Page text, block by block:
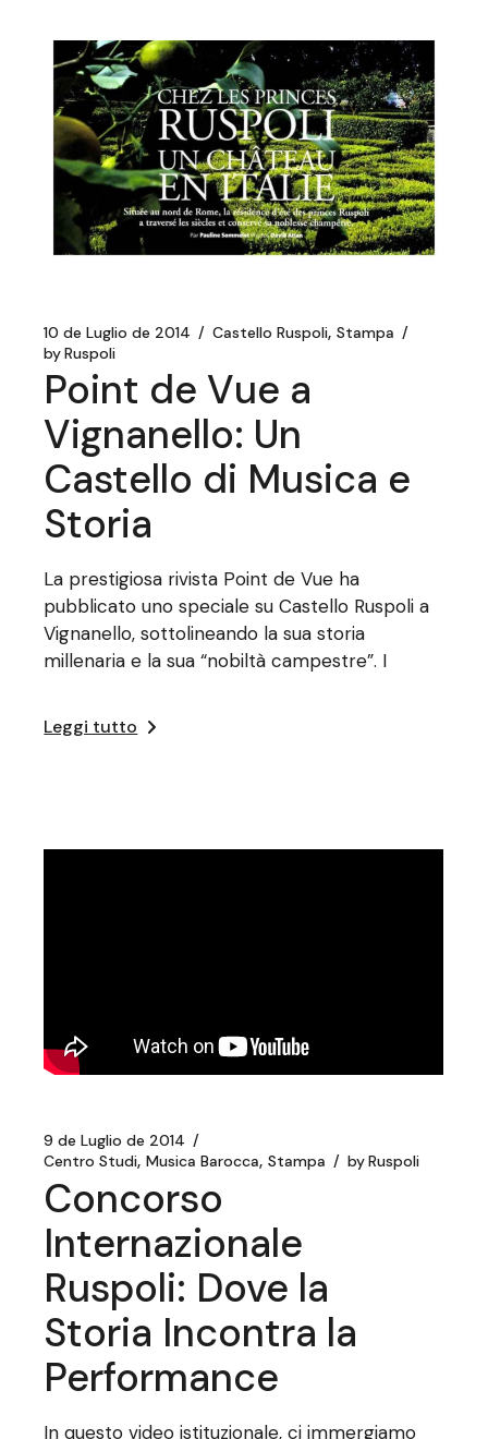
10 de Luglio de 2014 Castello Ruspoli Stampa
byRuspoli
Point de Vue a
Vignanello: Un
Castello di Musica e
Storia
La prestigiosa rivista Point de Vue ha
pubblicato uno speciale su Castello Ruspoli a
Vignanello, sottolineando la sua storia
millenaria e la sua “nobiltà campestre”. I
Leggi tutto
9 de Luglio de 2014
Centro Studi Musica Barocca Stampa byRuspoli
Concorso
Internazionale
Ruspoli: Dove la
Storia Incontra la
Performance
In questo video istituzionale, ci immergiamo